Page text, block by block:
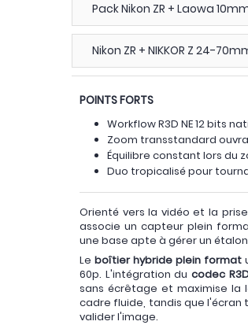
Pack Nikon ZR + Laowa
Nikon ZR + NIKKOR Z 24-
POINTS FORTS
Workflow R3D NE 12 bits
Zoom transstandard
Équilibre constant lors du
Duo tropicalisé pour
Orienté vers la vidéo et la
associe un capteur plein
une base apte à gérer un
Le boîtier hybride plein format
60p. L'intégration ducodec
sans écrêtage et maximise la
cadre fluide, tandis que l'écran
valider l'image.